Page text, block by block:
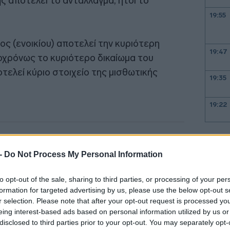
Do Not Process My Personal Information
opt-out of the sale, sharing to third parties, or processing of your
for targeted advertising by us, please use the below opt-out
selection. Please note that after your opt-out request is processed
interest-based ads based on personal information utilized by us
to third parties prior to your opt-out. You may separately
(ενοικίου) αποτελεί την κυριότερη
το κυριότερο δικαίωμα του
κύριο στοιχείο της μισθωτικής
19:55
19:47
19:35
19:22
19:12
18:54